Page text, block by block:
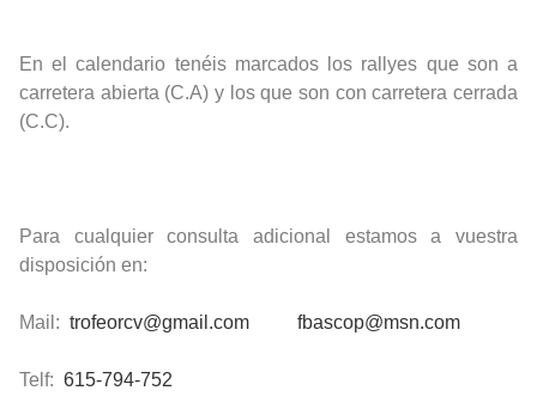
En el calendario tenéis marcados los rallyes que son a
carretera abierta (C.A) y los que son con carretera cerrada
(C.C).
Para cualquier consulta adicional estamos a vuestra
disposición en:
Mail: trofeorcv@gmail.com fbascop@msn.com
Telf: 615-794-752